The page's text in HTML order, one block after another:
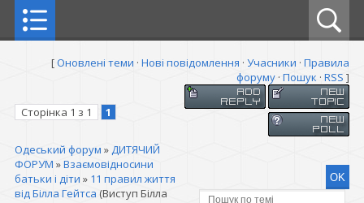
[Оновлені теми · Нові повідомлення · Учасники · Правила
форуму · Пошук · RSS ]
Сторінка 1 з 1 1
Одеський форум »ДИТЯЧИЙ
ФОРУМ »Взаємовідносини
батьки і діти » 11 правил життя
від Білла Гейтса (Виступ Білла